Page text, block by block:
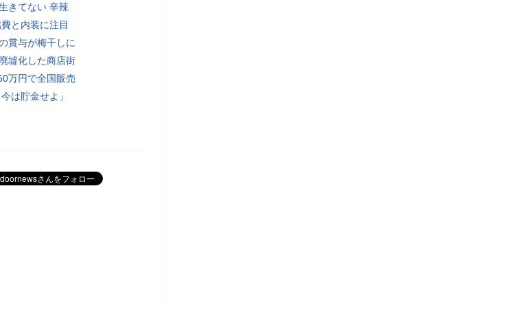
きてない 辛辣
と内装に注目
賞与が梅干しに
墟化した商店街
万円で全国販売
は貯金せよ」